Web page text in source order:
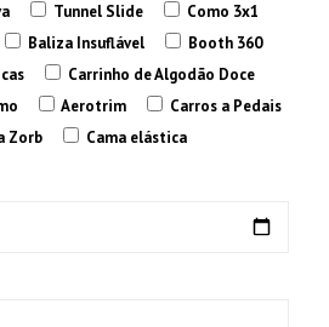
Tunnel Slide
Como 3x1
Baliza Insuflável
Booth 360
Carrinho de Algodão Doce
Aerotrim
Carros a Pedais
Zorb
Cama elástica